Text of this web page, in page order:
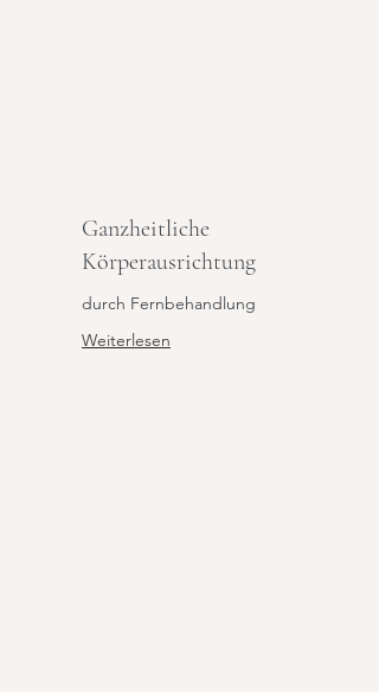
Ganzheitliche
Körperausrichtung
durch Fernbehandlung
Weiterlesen